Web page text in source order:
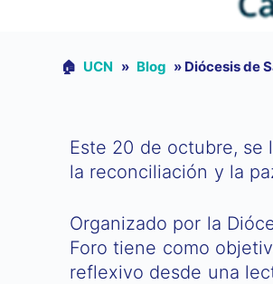
🏠︎ UCN » Blog » Diócesis de
Este 20 de octubre, se
la reconciliación y la
Organizado por la
Foro tiene como
reflexivo desde una